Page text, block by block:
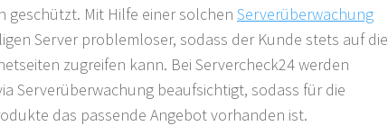
geschützt. Mit Hilfe einer solchen Serverüberwachung
Server problemloser, sodass der Kunde stets auf die
zugreifen kann. Bei Servercheck24 werden
Serverüberwachung beaufsichtigt, sodass für die
das passende Angebot vorhanden ist.